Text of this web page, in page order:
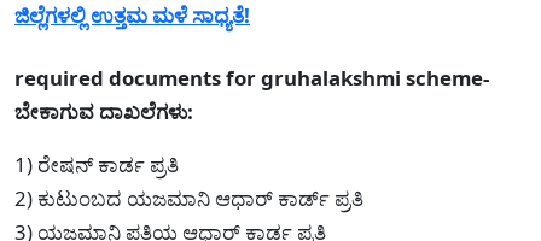
ಜಿಲ್ಲೆಗಳಲ್ಲಿ ಉತ್ತಮ ಮಳೆ ಸಾಧ್ಯತೆ!
required documents for gruhalakshmi scheme-
ಬೇಕಾಗುವ ದಾಖಲೆಗಳು:
1) ರೇಷನ್ ಕಾರ್ಡ ಪ್ರತಿ
2) ಕುಟುಂಬದ ಯಜಮಾನಿ ಆಧಾರ್ ಕಾರ್ಡ್ ಪ್ರತಿ
3) ಯಜಮಾನಿ ಪತಿಯ ಆಧಾರ್ ಕಾರ್ಡ ಪ್ರತಿ